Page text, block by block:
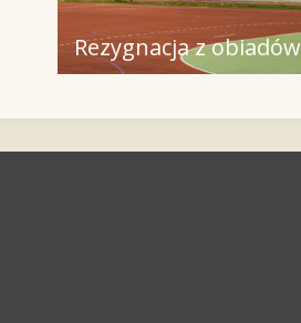
Rezygnacja z obiadów